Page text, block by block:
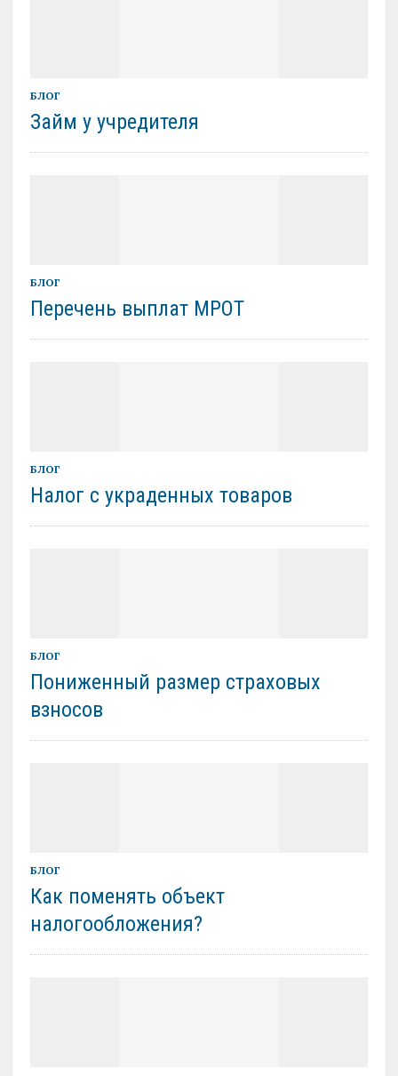
БЛОГ
Займ у учредителя
БЛОГ
Перечень выплат МРОТ
БЛОГ
Налог с украденных товаров
БЛОГ
Пониженный размер страховых
взносов
БЛОГ
Как поменять объект
налогообложения?